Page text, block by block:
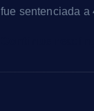
fue sentenciada